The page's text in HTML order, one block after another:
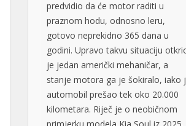
je jedan američki mehaničar, a
stanje motora ga je šokiralo, iako je
automobil prešao tek oko 20.000
kilometara. Riječ je o neobičnom
primjerku modela Kia Soul iz 2025.
godine, sa atmosferskim […] [...]
Rad objavljen u Harvardovom